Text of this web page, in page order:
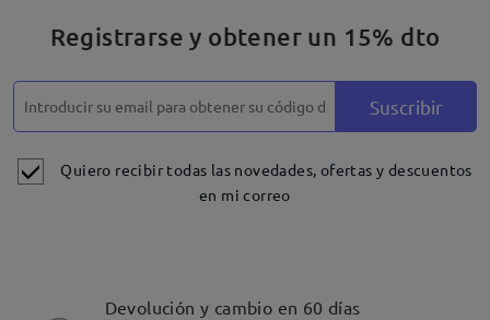
Registrarse y obtener un 15% dto
Suscribir
Quiero recibir todas las novedades, ofertas y descuentos
en mi correo
Devolución y cambio en 60 días